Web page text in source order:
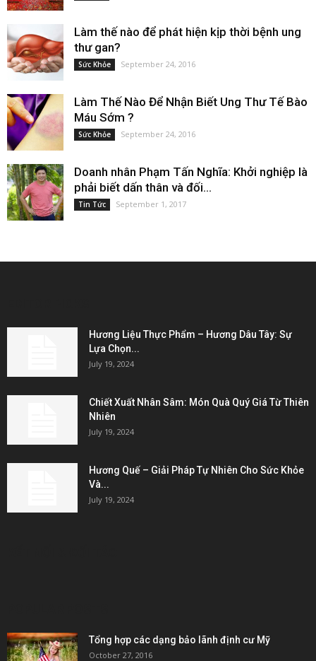
Làm thế nào để phát hiện kịp thời bệnh ung
thư gan?
Sức Khỏe September 24, 2016
Làm Thế Nào Để Nhận Biết Ung Thư Tế Bào
Máu Sớm ?
Sức Khỏe September 24, 2016
Doanh nhân Phạm Tấn Nghĩa: Khởi nghiệp là
phải biết dấn thân và đối...
Tin Tức September 1, 2017
Hương Liệu Thực Phẩm – Hương Dâu Tây: Sự
Lựa Chọn...
July 19, 2024
Chiết Xuất Nhân Sâm: Món Quà Quý Giá Từ Thiên
Nhiên
July 19, 2024
Hương Quế – Giải Pháp Tự Nhiên Cho Sức Khỏe
Và...
July 19, 2024
Tổng hợp các dạng bảo lãnh định cư Mỹ
October 27, 2016